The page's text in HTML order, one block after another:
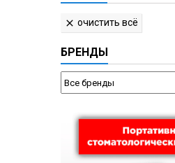
 очистить всё
БРЕНДЫ